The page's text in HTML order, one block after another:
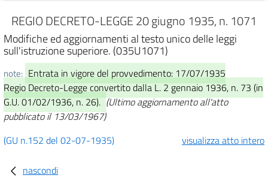
REGIO DECRETO-LEGGE 20 giugno 1935, n. 1071
Modifiche ed aggiornamenti al testo unico delle leggi
sull'istruzione superiore. (035U1071)
note: Entrata in vigore del provvedimento: 17/07/1935
Regio Decreto-Legge convertito dalla L. 2 gennaio 1936, n. 73 (in
G.U. 01/02/1936, n. 26).(Ultimo aggiornamento all'atto
pubblicato il 13/03/1967)
(GU n.152 del 02-07-1935)
visualizza atto intero
nascondi